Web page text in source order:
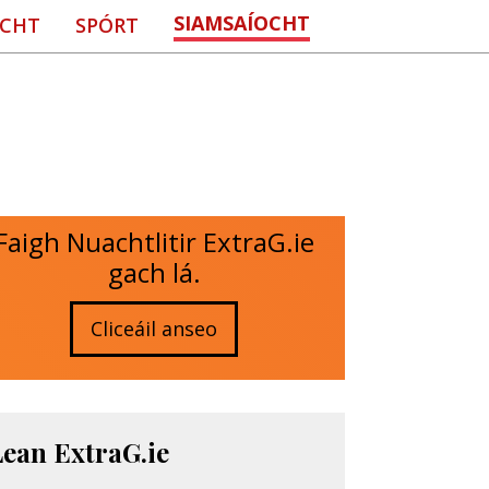
SPÓRT SIAMSAÍOCHT
Nuachtlitir ExtraG.ie
gach lá.
Cliceáil anseo
ExtraG.ie